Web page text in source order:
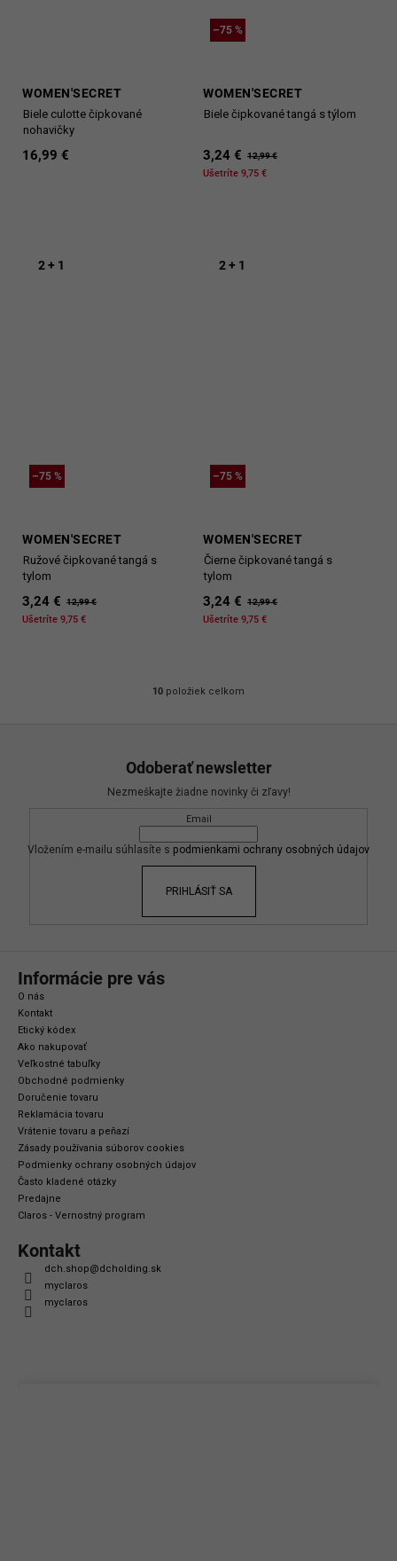
WOMEN'SECRET
Biele culotte čipkované
nohavičky
16,99 €
–75 %
WOMEN'SECRET
Biele čipkované tangá s týlom
3,24 € 12,99 €
Ušetríte 9,75 €
2 + 1
–75 %
WOMEN'SECRET
Ružové čipkované tangá s
tylom
3,24 € 12,99 €
Ušetríte 9,75 €
2 + 1
–75 %
WOMEN'SECRET
Čierne čipkované tangá s
tylom
3,24 € 12,99 €
Ušetríte 9,75 €
O
d
a
c
i
e
r
v
10 položiek celkom
Odoberať newsletter
Nezmeškajte žiadne novinky či zľavy!
Email
Vložením e-mailu súhlasíte s podmienkami ochrany osobných údajov
PRIHLÁSIŤ SA
Informácie pre vás
O nás
Kontakt
Etický kódex
Ako nakupovať
Veľkostné tabuľky
Obchodné podmienky
Doručenie tovaru
Reklamácia tovaru
Vrátenie tovaru a peňazí
Zásady používania súborov cookies
Podmienky ochrany osobných údajov
Často kladené otázky
Predajne
Claros - Vernostný program
Kontakt
dch.shop@dcholding.sk
myclaros
myclaros